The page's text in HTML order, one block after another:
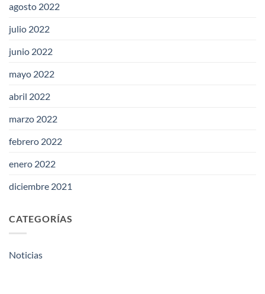
agosto 2022
julio 2022
junio 2022
mayo 2022
abril 2022
marzo 2022
febrero 2022
enero 2022
diciembre 2021
CATEGORÍAS
Noticias